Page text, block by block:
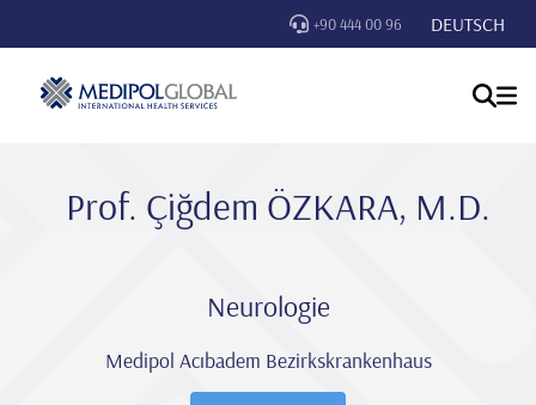
+90 444 00 96 DEUTSCH
Prof. Çi̇ğdem ÖZKARA, M.D.
Neurologie
Medipol Acıbadem Bezirkskrankenhaus